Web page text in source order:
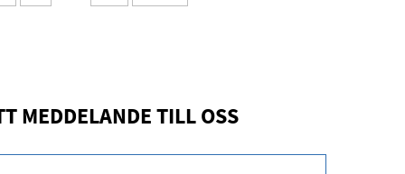
MEDDELANDE TILL OSS